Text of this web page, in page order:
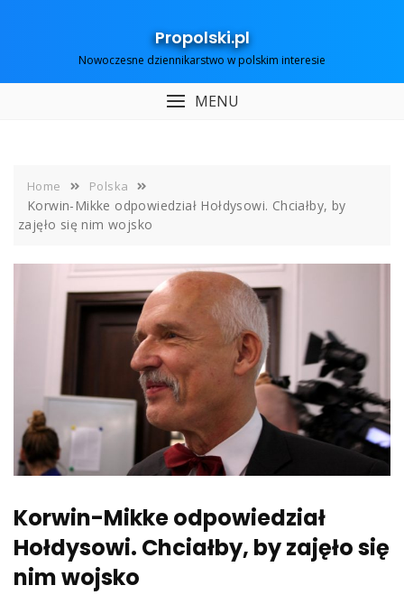
Propolski.pl
Nowoczesne dziennikarstwo w polskim interesie
MENU
Home Polska
Korwin-Mikke odpowiedział Hołdysowi. Chciałby, by
zajęło się nim wojsko
Korwin-Mikke odpowiedział
Hołdysowi. Chciałby, by zajęło się
nim wojsko